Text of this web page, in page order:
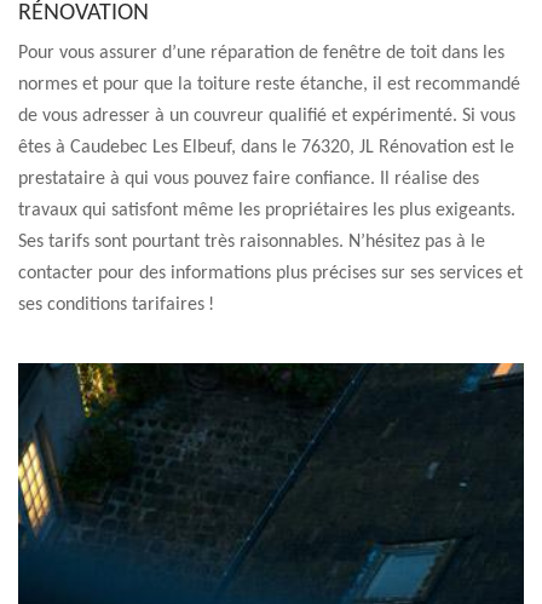
RÉNOVATION
Pour vous assurer d’une réparation de fenêtre de toit dans les
normes et pour que la toiture reste étanche, il est recommandé
de vous adresser à un couvreur qualifié et expérimenté. Si vous
êtes à Caudebec Les Elbeuf, dans le 76320, JL Rénovation est le
prestataire à qui vous pouvez faire confiance. Il réalise des
travaux qui satisfont même les propriétaires les plus exigeants.
Ses tarifs sont pourtant très raisonnables. N’hésitez pas à le
contacter pour des informations plus précises sur ses services et
ses conditions tarifaires !